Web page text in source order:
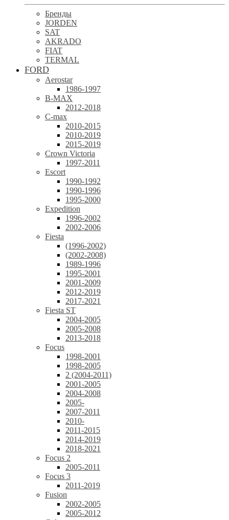
Бренды
JORDEN
SAT
AKRADO
FIAT
TERMAL
FORD
Aerostar
1986-1997
B-MAX
2012-2018
C-max
2010-2015
2010-2019
2015-2019
Crown Victoria
1997-2011
Escort
1990-1992
1990-1996
1995-2000
Expedition
1996-2002
2002-2006
Fiesta
(1996-2002)
(2002-2008)
1989-1996
1995-2001
2001-2009
2012-2019
2017-2021
Fiesta ST
2004-2005
2005-2008
2013-2018
Focus
1998-2001
1998-2005
2 (2004-2011)
2001-2005
2004-2008
2005-
2007-2011
2010-
2011-2015
2014-2019
2018-2021
Focus 2
2005-2011
Focus 3
2011-2019
Fusion
2002-2005
2005-2012